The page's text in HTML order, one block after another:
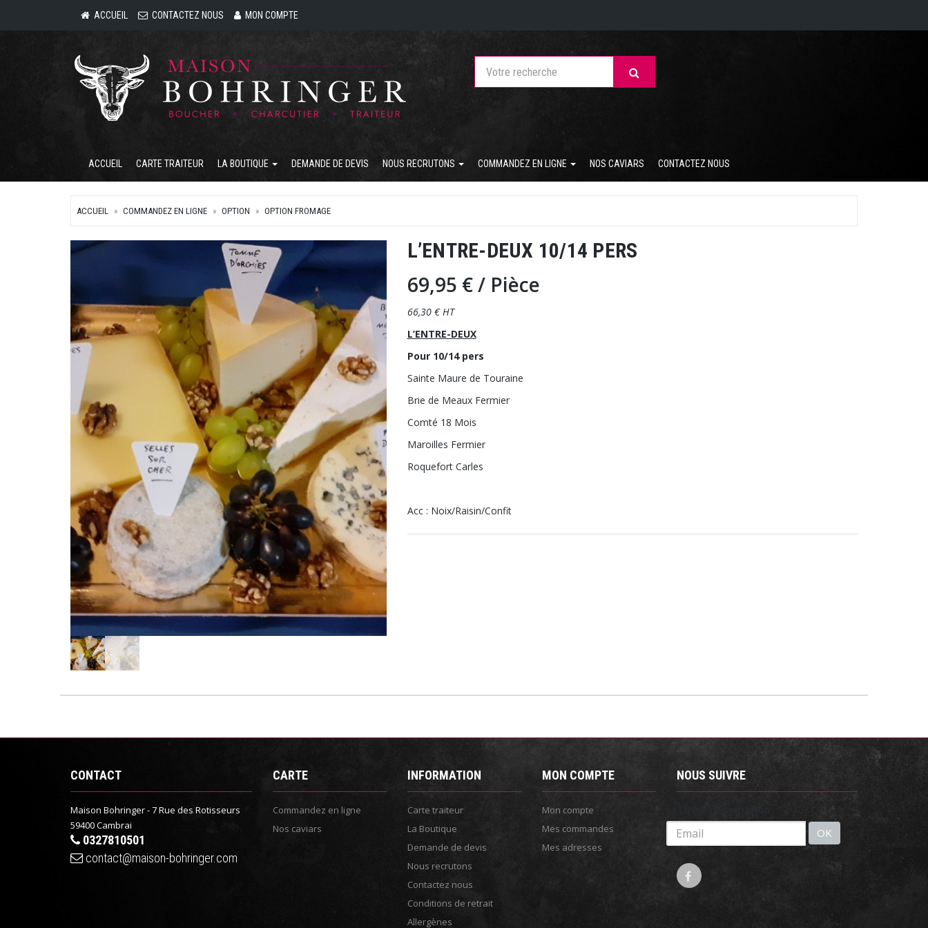
ACCUEIL CONTACTEZ NOUS MON COMPTE
ACCUEIL CARTE TRAITEUR LA BOUTIQUE DEMANDE DE DEVIS NOUS RECRUTONS COMMANDEZ EN LIGNE NOS CAVIARS CONTACTEZ NOUS
ACCUEIL COMMANDEZ EN LIGNE OPTION OPTION FROMAGE
L’ENTRE-DEUX 10/14 PERS
69,95 €/ Pièce
66,30 € HT
L’ENTRE-DEUX
Pour 10/14 pers
Sainte Maure de Touraine
Brie de Meaux Fermier
Comté 18 Mois
Maroilles Fermier
Roquefort Carles
Acc : Noix/Raisin/Confit
CONTACT
Maison Bohringer - 7 Rue des Rotisseurs
59400 Cambrai
0327810501
contact@maison-bohringer.com
CARTE
Commandez en ligne
Nos caviars
INFORMATION
Carte traiteur
La Boutique
Demande de devis
Nous recrutons
Contactez nous
Conditions de retrait
Allergènes
MON COMPTE
Mon compte
Mes commandes
Mes adresses
NOUS SUIVRE
OK